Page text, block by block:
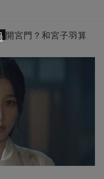
開宮門？和宮子羽算